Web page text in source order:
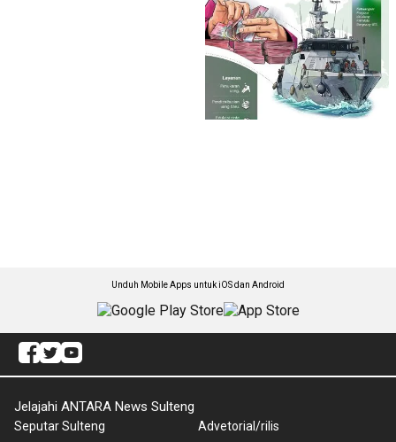
Unduh Mobile Apps untuk iOS dan Android
Jelajahi ANTARA News Sulteng
Seputar Sulteng
Advetorial/rilis